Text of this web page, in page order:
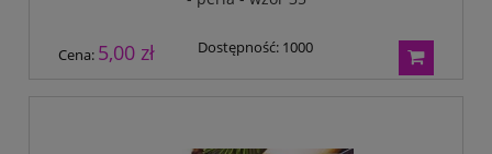
Cena: 5,00 zł Dostępność: 1000